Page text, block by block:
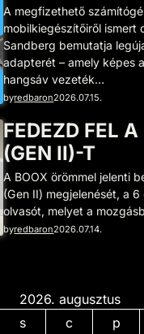
A megfizethető
mobilkiegészítőiről ismert
Sandberg bemutatja
adapterét – amely képes
hangsáv vezeték…
byredbaron2026.07.15.
FEDEZD FEL
(GEN II)-T
A BOOX örömmel jelenti
(Gen II) megjelenését, a 6
olvasót, melyet a
byredbaron2026.07.14.
2026. augusztus
s c p